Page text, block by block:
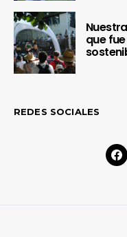
que
REDES SOCIALES